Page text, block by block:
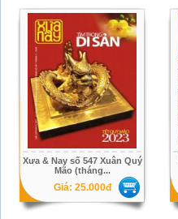
Xưa & Nay số 547 Xuân Quý
Mão (tháng...
Giá: 25.000đ